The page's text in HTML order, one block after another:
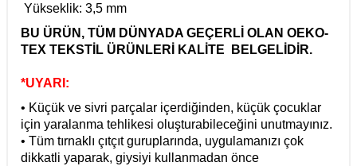
Yükseklik: 3,5 mm
BU ÜRÜN, TÜM DÜNYADA GEÇERLİ OLAN OEKO-
TEX TEKSTİL ÜRÜNLERİ KALİTE BELGELİDİR.
*UYARI:
• Küçük ve sivri parçalar içerdiğinden, küçük çocuklar
için yaralanma tehlikesi oluşturabileceğini unutmayınız.
• Tüm tırnaklı çıtçıt guruplarında, uygulamanızı çok
dikkatli yaparak, giysiyi kullanmadan önce